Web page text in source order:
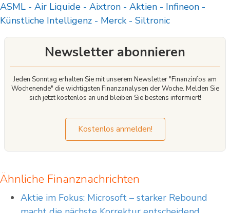
ASML - Air Liquide - Aixtron - Aktien - Infineon -
Künstliche Intelligenz - Merck- Siltronic
Newsletter abonnieren
Jeden Sonntag erhalten Sie mit unserem Newsletter "Finanzinfos am
Wochenende" die wichtigsten Finanzanalysen der Woche. Melden Sie
sich jetzt kostenlos an und bleiben Sie bestens informiert!
Kostenlos anmelden!
Ähnliche Finanznachrichten
Aktie im Fokus: Microsoft – starker Rebound